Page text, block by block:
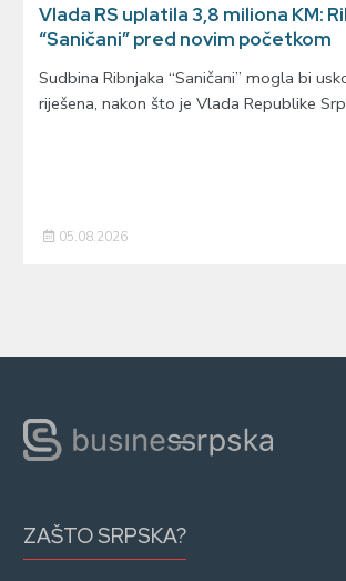
Vlada RS uplatila 3,8 miliona KM:
“Saničani” pred novim početkom
Sudbina Ribnjaka “Saničani” mogla bi
riješena, nakon što je Vlada Republike
05.08.2026
ZAŠTO SRPSKA?